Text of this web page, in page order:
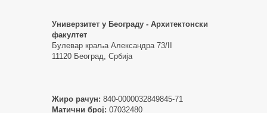
Универзитет у Београду - Архитектонски
факултет
Булевар краља Александра 73/II
11120 Београд, Србија
Жиро рачун: 840-0000032849845-71
Матични број: 07032480